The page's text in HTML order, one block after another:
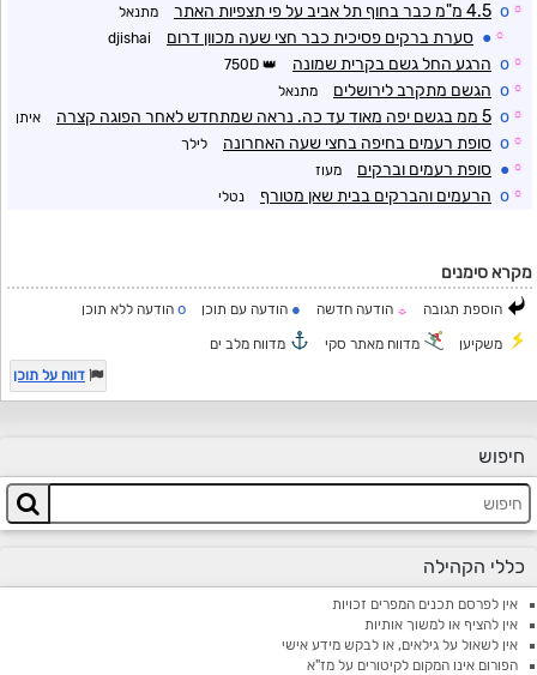
☼
o 4.5 מ"מ כבר בחוף תל אביב על פי תצפיות האתר מתנאל
☼
● סערת ברקים פסיכית כבר חצי שעה מכוון דרום djishai
☼
o הרגע החל גשם בקרית שמונה
☼
o הגשם מתקרב לירושלים מתנאל
☼
o 5 ממ בגשם יפה מאוד עד כה. נראה שמתחדש לאחר הפוגה קצרה איתן
☼
o סופת רעמים בחיפה בחצי שעה האחרונה לילך
☼
● סופת רעמים וברקים מעוז
☼
o הרעמים והברקים בבית שאן מטורף נטלי
מקרא סימנים
הוספת תגובה ☼ הודעה חדשה ● הודעה עם תוכן o הודעה ללא תוכן
משקיען מדווח מאתר סקי
מדווח מלב ים
דווח על תוכן
חיפוש
כללי הקהילה
אין לפרסם תכנים המפרים זכויות
אין להציף או למשוך אותיות
אין לשאול על גילאים, או לבקש מידע אישי
הפורום אינו המקום לקיטורים על מז"א